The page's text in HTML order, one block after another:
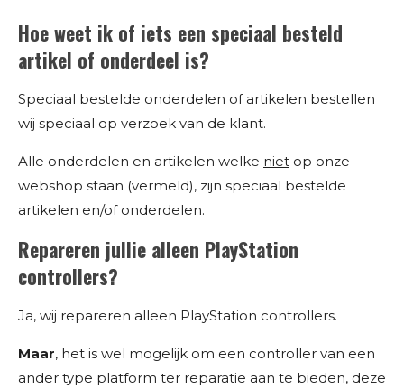
Hoe weet ik of iets een speciaal besteld
artikel of onderdeel is?
Speciaal bestelde onderdelen of artikelen bestellen
wij speciaal op verzoek van de klant.
Alle onderdelen en artikelen welke niet op onze
webshop staan (vermeld), zijn speciaal bestelde
artikelen en/of onderdelen.
Repareren jullie alleen PlayStation
controllers?
Ja, wij repareren alleen PlayStation controllers.
Maar, het is wel mogelijk om een controller van een
ander type platform ter reparatie aan te bieden, deze